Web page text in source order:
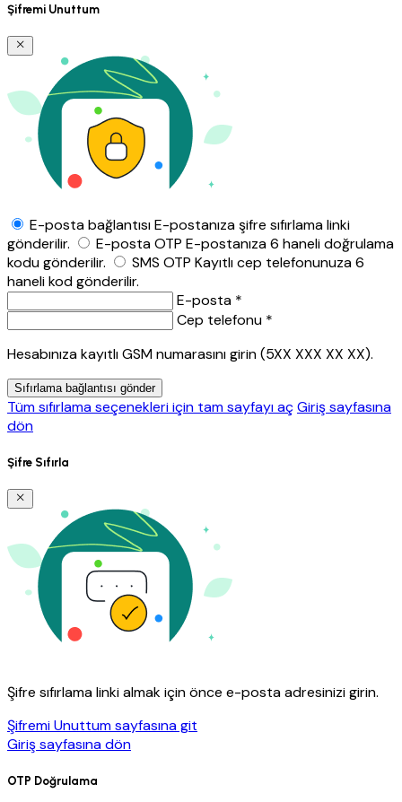
Şifremi Unuttum
E-posta bağlantısıE-postanıza şifre sıfırlama linki
gönderilir.
E-posta OTP E-postanıza 6 haneli doğrulama
kodu gönderilir.
SMS OTP Kayıtlı cep telefonunuza 6
haneli kod gönderilir.
E-posta *
Cep telefonu *
Hesabınıza kayıtlı GSM numarasını girin (5XX XXX XX XX).
Sıfırlama bağlantısı gönder
Tüm sıfırlama seçenekleri için tam sayfayı açGiriş sayfasına
dön
Şifre Sıfırla
Şifre sıfırlama linki almak için önce e-posta adresinizi girin.
Şifremi Unuttum sayfasına git
Giriş sayfasına dön
OTP Doğrulama